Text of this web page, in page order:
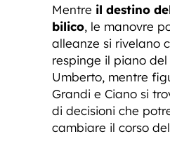
Mentre il destino
bilico, le manovre
alleanze si rivelano
respinge il piano del
Umberto, mentre
Grandi e Ciano si
di decisioni che
cambiare il corso